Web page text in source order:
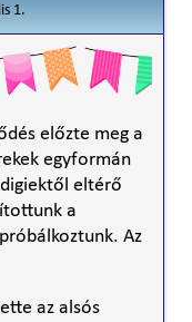
1.
előzte meg a
egyformán
eltérő
a
Az
az alsós